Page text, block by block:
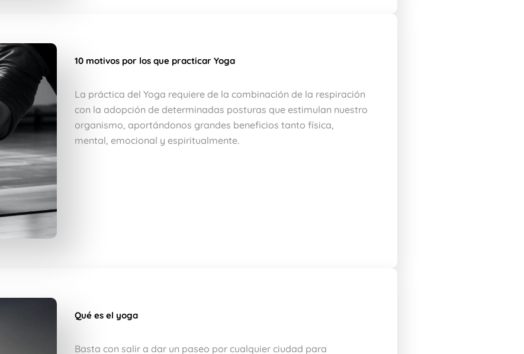
10 motivos por los que practicar Yoga
La práctica del Yoga requiere de la combinación de la respiración
con la adopción de determinadas posturas que estimulan nuestro
organismo, aportándonos grandes beneficios tanto física,
mental, emocional y espiritualmente.
Qué es el yoga
Basta con salir a dar un paseo por cualquier ciudad para